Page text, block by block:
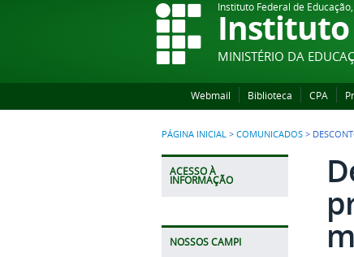
Instituto Federal de
Instituto
MINISTÉRIO DA
Webmail Biblioteca CPA
PÁGINA INICIAL > COMUNICADOS >
ACESSO À
INFORMAÇÃO
NOSSOS CAMPI